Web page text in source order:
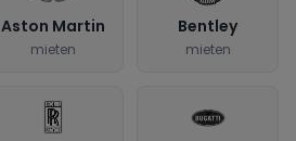
Aston Martin
mieten
Bentley
mieten